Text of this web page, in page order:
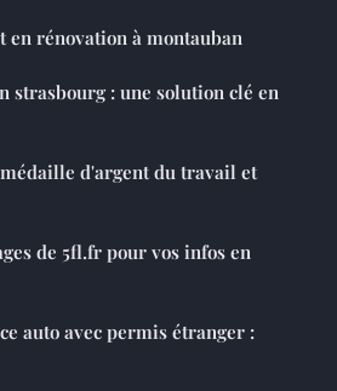
en rénovation à montauban
strasbourg : une solution clé en
d'argent du travail et
de 5fl.fr pour vos infos en
auto avec permis étranger :